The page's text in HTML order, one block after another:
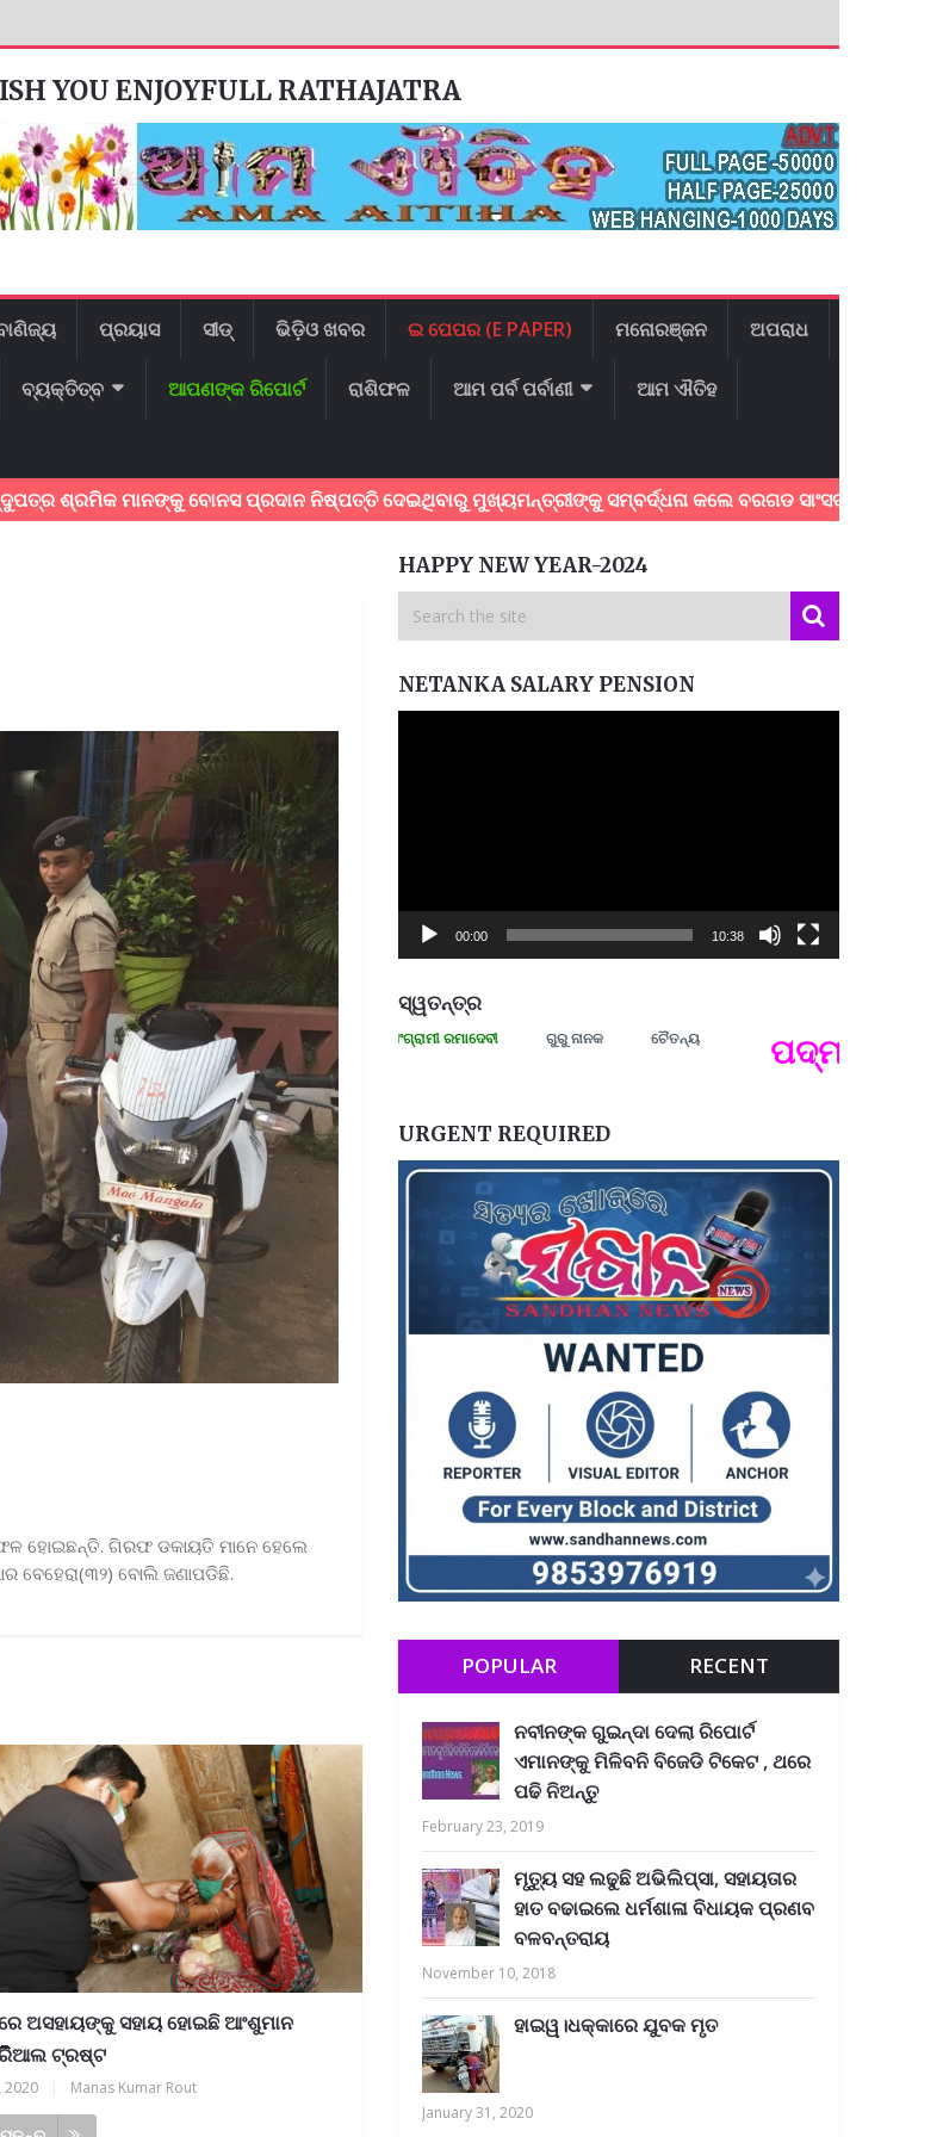
YOU ENJOYFULL RATHAJATRA
ପ୍ରୟାସ ସୀଡ୍ ଭିଡ଼ିଓ ଖବର ଇ ପେପର (E PAPER) ମନୋରଞ୍ଜନ ଅପରାଧ
ବ୍ୟକ୍ତିତ୍ବ ଆପଣଙ୍କ ରିପୋର୍ଟ ରାଶିଫଳ ଆମ ପର୍ବ ପର୍ବାଣୀ ଆମ ଐତିହ
ମାନଙ୍କୁ ବୋନସ ପ୍ରଦାନ ନିଷ୍ପତ୍ତି ଦେଇଥିବାରୁ ମୁଖ୍ୟମନ୍ତ୍ରୀଙ୍କୁ ସମ୍ବର୍ଦ୍ଧନା କଲେ ବରଗଡ ସାଂସଦ:୩ଟି ପ୍ରମୁଖ ଦାବୀ
ହୋଇଛନ୍ତି. ଗିରଫ ଡକାୟତି ମାନେ ହେଲେ
ବେହେରା(୩୨) ବୋଲି ଜଣାପଡିଛି.
ଅସହାୟଙ୍କୁ ସହାୟ ହୋଇଛି ଆଂଶୁମାନ
ଟ୍ରଷ୍ଟ
2020 Manas Kumar Rout
HAPPY NEW YEAR-2024
NETANKA SALARY PENSION
00:00 10:38
ସ୍ୱତନ୍ତ୍ର
ମନେ ପଡନ୍ତି: ସ୍ୱାଧୀନତା ସଂଗ୍ରାମୀ ରମାଦେବୀ ଗୁରୁ ନାନକ ଚୈତନ୍ୟ ପଦ୍ମଶ୍ରୀ
URGENT REQUIRED
POPULAR RECENT
ନବୀନଙ୍କ ଗୁଇନ୍ଦା ଦେଲା ରିପୋର୍ଟ
ଏମାନଙ୍କୁ ମିଳିବନି ବିଜେଡି ଟିକେଟ , ଥରେ
ପଢି ନିଅନ୍ତୁ
February 23, 2019
ମୃତ୍ୟୁ ସହ ଲଢୁଛି ଅଭିଲିପ୍ସା, ସହାୟତାର
ହାତ ବଢାଇଲେ ଧର୍ମଶାଳା ବିଧାୟକ ପ୍ରଣବ
ବଳବନ୍ତରାୟ
November 10, 2018
ହାଇୱ।ଧକ୍କାରେ ଯୁବକ ମୃତ
January 31, 2020